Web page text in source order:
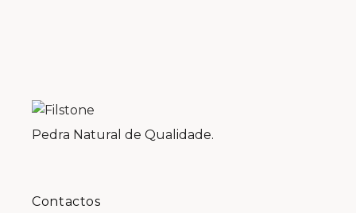
Pedra Natural de Qualidade.
Contactos